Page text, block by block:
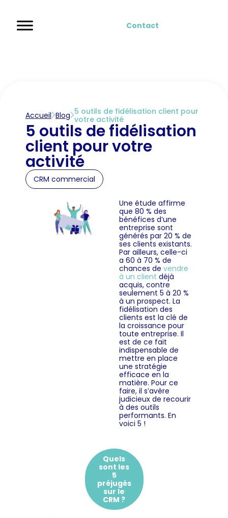
Contact
Accueil Blog 5 outils de fidélisation client pour
votre activité
5 outils de fidélisation
client pour votre
activité
CRM commercial
Une étude affirme
que 80 % des
bénéfices d’une
entreprise sont
générés par 20 % de
ses clients existants.
Par ailleurs, celle-ci
a 60 à 70 % de
chances de vendre
à un client déjà
acquis, contre
seulement 5 à 20 %
à un prospect. La
fidélisation des
clients est la clé de
la croissance pour
toute entreprise. Il
est de ce fait
indispensable de
mettre en place
une stratégie
efficace en la
matière. Pour ce
faire, il s’avère
judicieux de recourir
à des outils
performants. En
voici 5 !
Quels
sont les
5
préjugés
sur le
CRM ?